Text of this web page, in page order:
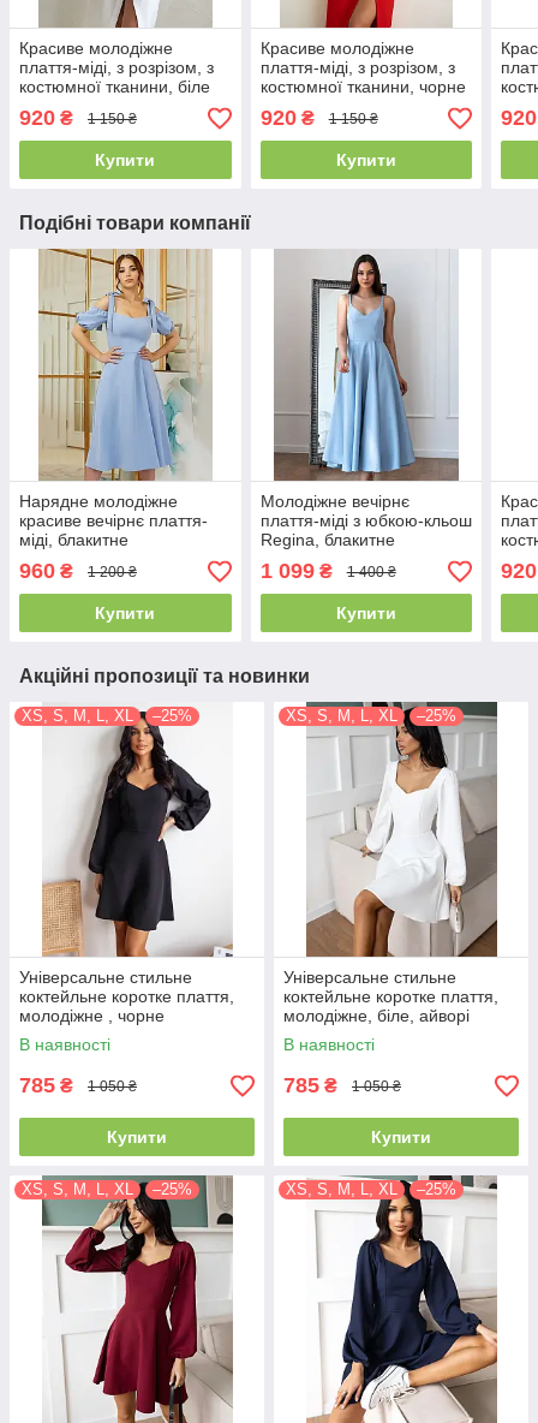
Красиве молодіжне
плаття-міді, з розрізом, з
костюмної тканини, біле
920 ₴ 1 150 ₴
Купити
Красиве молодіжне
плаття-міді, з розрізом, з
костюмної тканини, чорне
920₴ 1 150 ₴
Купити
920
Подібні товари компанії
Нарядне молодіжне
красиве вечірнє плаття-
міді, блакитне
960 ₴ 1 200 ₴
Купити
Молодіжне вечірнє
плаття-міді з юбкою-кльош
Regina, блакитне
1 099₴ 1 400 ₴
Купити
920
Акційні пропозиції та новинки
XS, S, M, L, XL –25%
Універсальне стильне
коктейльне коротке плаття,
молодіжне , чорне
В наявності
785 ₴ 1 050 ₴
Купити
XS, S, M, L, XL –25%
Універсальне стильне
коктейльне коротке плаття,
молодіжне, біле, айворі
В наявності
785 ₴ 1 050 ₴
Купити
XS, S, M, L, XL –25% XS, S, M, L, XL –25%